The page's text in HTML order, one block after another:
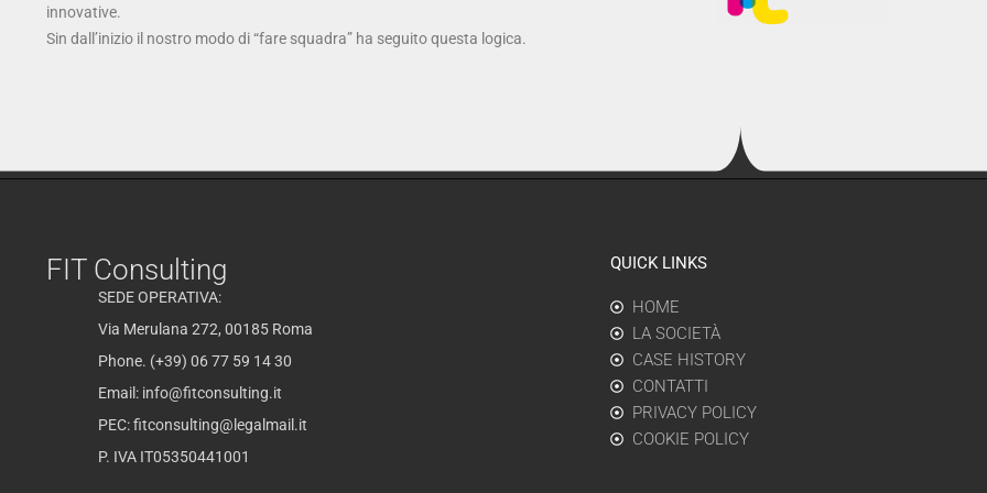
innovative.
Sin dall’inizio il nostro modo di “fare squadra” ha seguito questa logica.
FIT Consulting
SEDE OPERATIVA:
Via Merulana 272, 00185 Roma
Phone. (+39) 06 77 59 14 30
Email: info@fitconsulting.it
PEC:fitconsulting@legalmail.it
P. IVA IT05350441001
QUICK LINKS
HOME
LA SOCIETÀ
CASE HISTORY
CONTATTI
PRIVACY POLICY
COOKIE POLICY